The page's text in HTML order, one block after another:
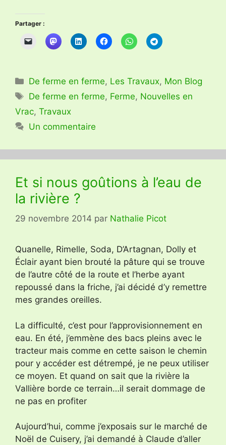
Partager :
Catégories
De ferme en ferme, Les Travaux, Mon Blog
Étiquettes
De ferme en ferme, Ferme, Nouvelles en
Vrac, Travaux
Un commentaire
Et si nous goûtions à l’eau de
la rivière ?
29 novembre 2014 par Nathalie Picot
Quanelle, Rimelle, Soda, D’Artagnan, Dolly et
Éclair ayant bien brouté la pâture qui se trouve
de l’autre côté de la route et l’herbe ayant
repoussé dans la friche, j’ai décidé d’y remettre
mes grandes oreilles.
La difficulté, c’est pour l’approvisionnement en
eau. En été, j’emmène des bacs pleins avec le
tracteur mais comme en cette saison le chemin
pour y accéder est détrempé, je ne peux utiliser
ce moyen. Et quand on sait que la rivière la
Vallière borde ce terrain…il serait dommage de
ne pas en profiter
Aujourd’hui, comme j’exposais sur le marché de
Noël de Cuisery, j’ai demandé à Claude d’aller